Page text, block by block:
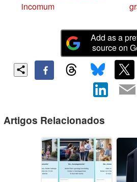
incomum
Add as a
source on
Artigos Relacionados